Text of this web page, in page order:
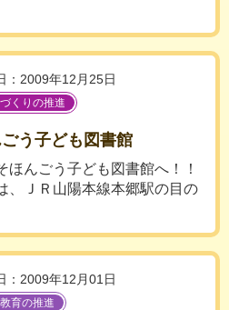
：2009年12月25日
くりの推進
う子ども図書館
んごう子ども図書館へ！！
、ＪＲ山陽本線本郷駅の目の
：2009年12月01日
育の推進